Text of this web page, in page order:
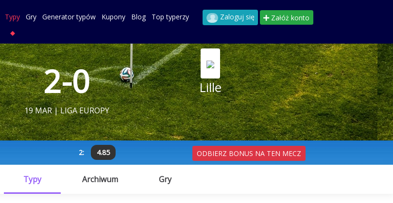
Typy Gry Generator typów Kupony Blog Top typerzy Zaloguj się Załóż konto
2-0
19 MAR | LIGA EUROPY
Lille
2: 4.85 ODBIERZ BONUS NA TEN MECZ
Typy Archiwum Gry